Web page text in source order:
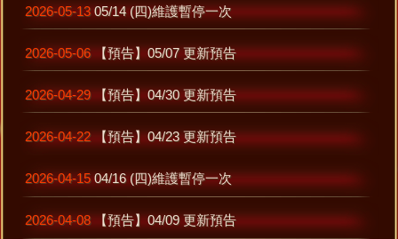
2026-05-13 05/14 (四)維護暫停一次
2026-05-06 【預告】05/07 更新預告
2026-04-29 【預告】04/30 更新預告
2026-04-22 【預告】04/23 更新預告
2026-04-15 04/16 (四)維護暫停一次
2026-04-08 【預告】04/09 更新預告